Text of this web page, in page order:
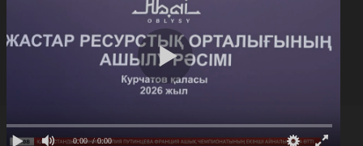
0:00 / 0:00